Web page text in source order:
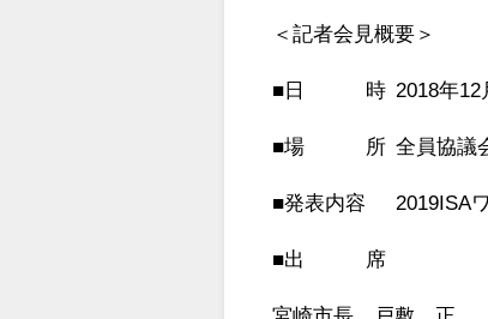
＜記者会見概要＞
■日 時 2018年12月
■場 所 全員協議会
■発表内容 2019ISAワ
■出 席